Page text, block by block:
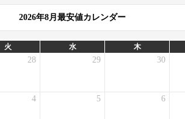
2026年8月最安値カレンダー
火 水 木
28 29 30
4 5 6